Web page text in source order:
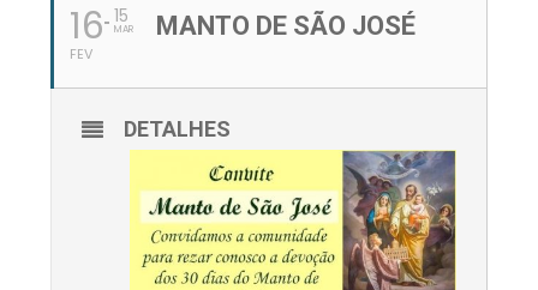
16
FEV
15
MAR MANTO DE SÃO JOSÉ
DETALHES